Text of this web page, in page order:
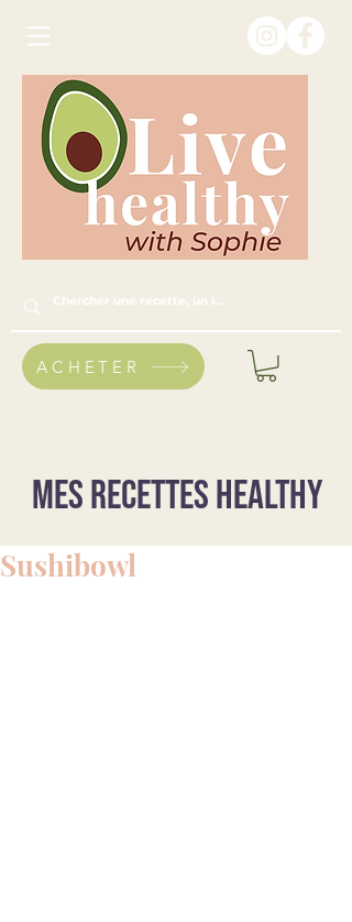
ACHETER
Mes recettes healthy
Sushibowl